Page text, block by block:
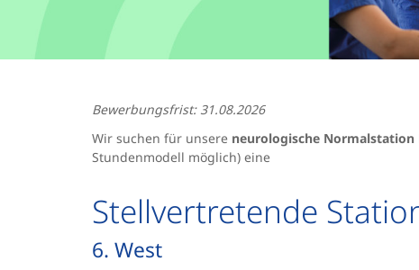
Stellvertretende
6. West
Bewerbungsfrist: 31.08.2026
Wir suchen für unsere neurologische
Stundenmodell möglich) eine